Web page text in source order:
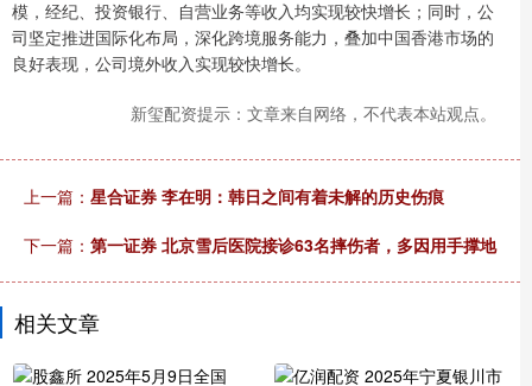
模，经纪、投资银行、自营业务等收入均实现较快增长；同时，公
司坚定推进国际化布局，深化跨境服务能力，叠加中国香港市场的
良好表现，公司境外收入实现较快增长。
新玺配资提示：文章来自网络，不代表本站观点。
上一篇： 星合证券 李在明：韩日之间有着未解的历史伤痕
下一篇： 第一证券 北京雪后医院接诊63名摔伤者，多因用手撑地
相关文章